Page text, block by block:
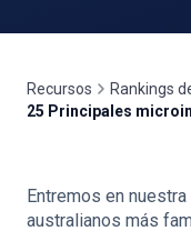
Recursos
Rankings
25 Principales
Entremos en
australianos más